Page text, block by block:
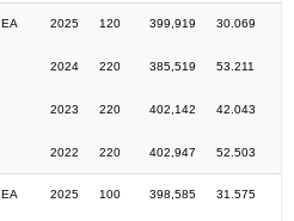
EA 2025
2024
2023
2022
120
220
220
220
399,919
385,519
402,142
402,947
30.069
53.211
42.043
52.503
EA 2025 100 398,585 31.575